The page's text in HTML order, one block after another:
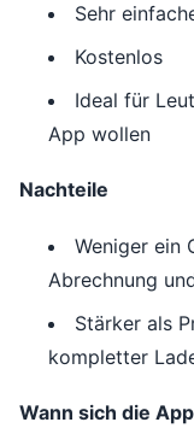
Sehr
Kostenlos
Ideal für
App wollen
Nachteile
Weniger ein
Abrechnung
Stärker als
kompletter
Wann sich die